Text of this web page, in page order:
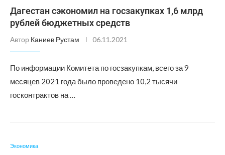
Дагестан сэкономил на госзакупках 1,6 млрд
рублей бюджетных средств
Автор Каниев Рустам 06.11.2021
По информации Комитета по госзакупкам, всего за 9
месяцев 2021 года было проведено 10,2 тысячи
госконтрактов на …
Экономика